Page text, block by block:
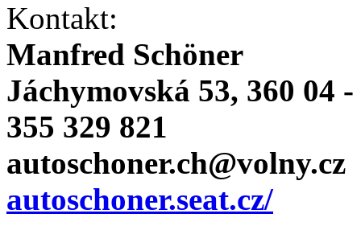
Kontakt:
Manfred Schöner
Jáchymovská 53, 360 04
355 329 821
autoschoner.ch@volny.cz
autoschoner.seat.cz/